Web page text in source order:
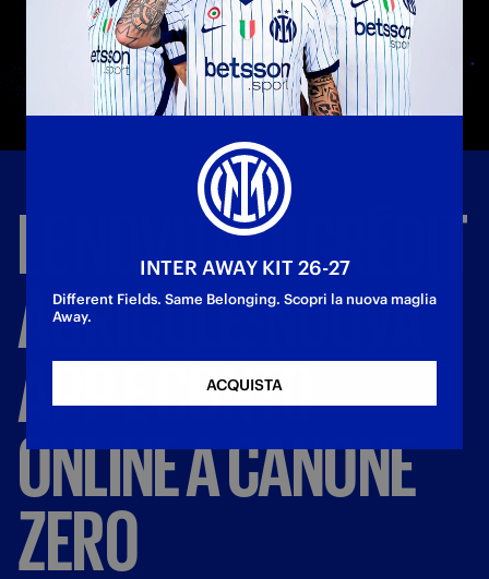
LE NOVITÀDICRÉDIT
AGRICOLE:NUOVA
APPECONTO
ONLINEACANONE
ZERO
INTER AWAY KIT 26-27
Different Fields. Same Belonging. Scopri la nuova maglia
Away.
ACQUISTA